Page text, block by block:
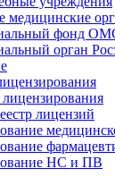
медицинские
фонд
орган
лицензий
НС и ПВ